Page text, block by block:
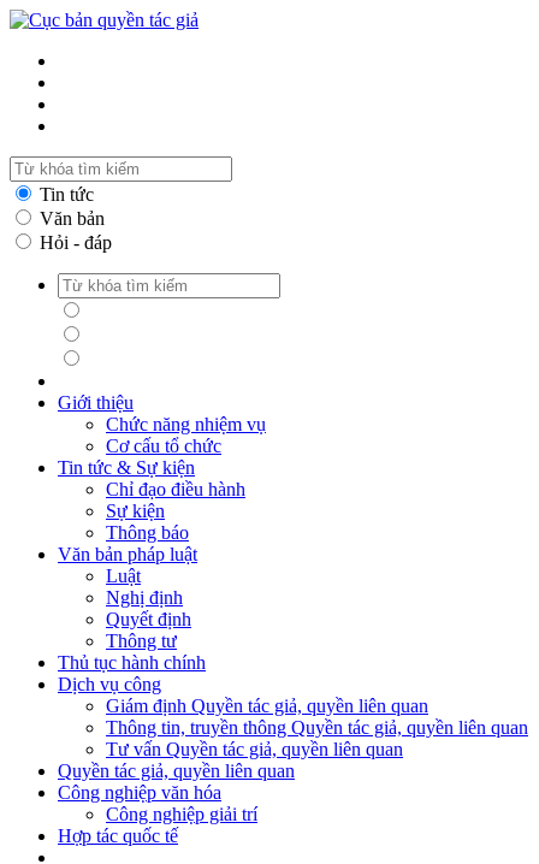
Tin tức
Văn bản
Hỏi - đáp
Giới thiệu
Chức năng nhiệm vụ
Cơ cấu tổ chức
Tin tức & Sự kiện
Chỉ đạo điều hành
Sự kiện
Thông báo
Văn bản pháp luật
Luật
Nghị định
Quyết định
Thông tư
Thủ tục hành chính
Dịch vụ công
Giám định Quyền tác giả, quyền liên quan
Thông tin, truyền thông Quyền tác giả, quyền liên quan
Tư vấn Quyền tác giả, quyền liên quan
Quyền tác giả, quyền liên quan
Công nghiệp văn hóa
Công nghiệp giải trí
Hợp tác quốc tế